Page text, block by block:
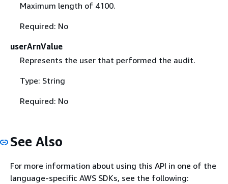
Maximum length of 4100.
Required: No
userArnValue
Represents the user that performed the audit.
Type: String
Required: No
See Also
For more information about using this API in one of the
language-specific AWS SDKs, see the following: